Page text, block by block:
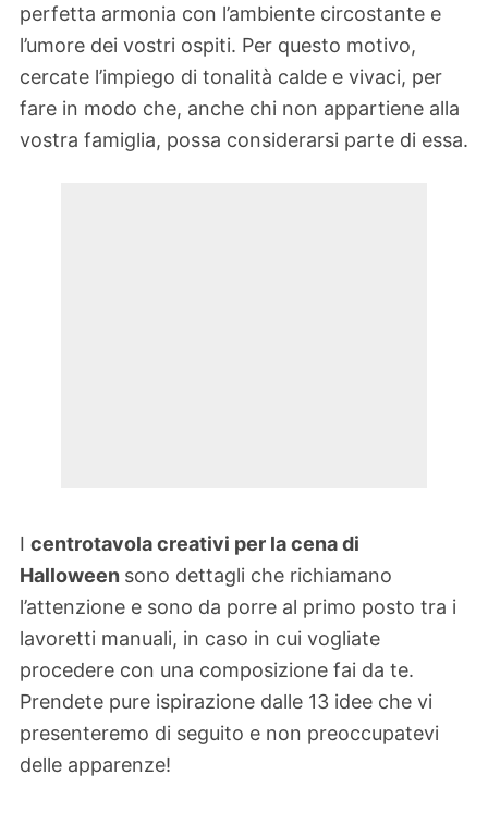
perfetta armonia con l’ambiente circostante e
l’umore dei vostri ospiti. Per questo motivo,
cercate l’impiego di tonalità calde e vivaci, per
fare in modo che, anche chi non appartiene alla
vostra famiglia, possa considerarsi parte di essa.
I centrotavola creativi per la cena di
Halloween sono dettagli che richiamano
l’attenzione e sono da porre al primo posto tra i
lavoretti manuali, in caso in cui vogliate
procedere con una composizione fai da te.
Prendete pure ispirazione dalle 13 idee che vi
presenteremo di seguito e non preoccupatevi
delle apparenze!